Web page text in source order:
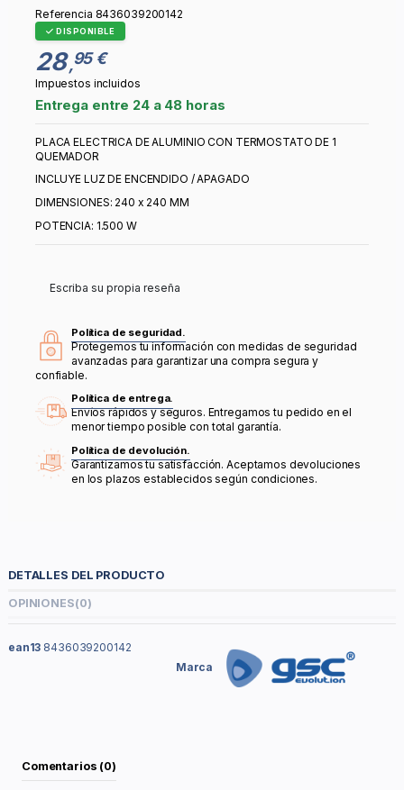
Referencia 8436039200142
DISPONIBLE
28 ,95 €
Impuestos incluidos
Entrega entre 24 a 48 horas
PLACA ELECTRICA DE ALUMINIO CON TERMOSTATO DE 1
QUEMADOR
INCLUYE LUZ DE ENCENDIDO / APAGADO
DIMENSIONES: 240 x 240 MM
POTENCIA: 1.500 W
Escriba su propia reseña
Política de seguridad.
Protegemos tu información con medidas de seguridad
avanzadas para garantizar una compra segura y
confiable.
Política de entrega.
Envíos rápidos y seguros. Entregamos tu pedido en el
menor tiempo posible con total garantía.
Política de devolución.
Garantizamos tu satisfacción. Aceptamos devoluciones
en los plazos establecidos según condiciones.
DETALLES DEL PRODUCTO
OPINIONES(0)
Marca
ean13 8436039200142
Comentarios (0)